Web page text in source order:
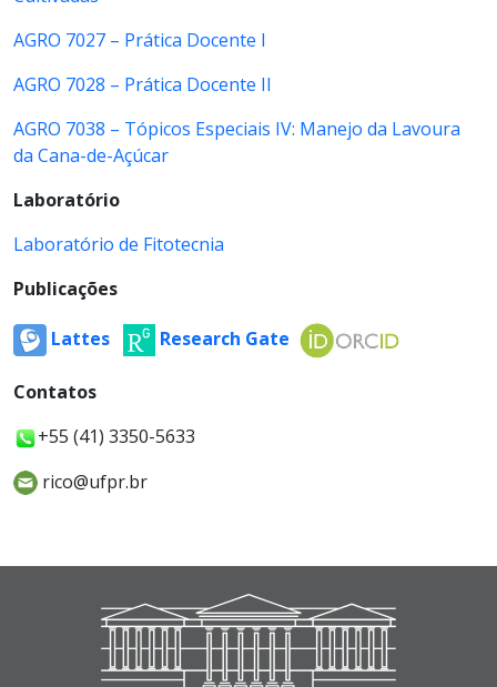
AGRO 7027 – Prática Docente I
AGRO 7028 – Prática Docente II
AGRO 7038 – Tópicos Especiais IV: Manejo da Lavoura
da Cana-de-Açúcar
Laboratório
Laboratório de Fitotecnia
Publicações
Lattes Research Gate
Contatos
+55 (41) 3350-5633
rico@ufpr.br